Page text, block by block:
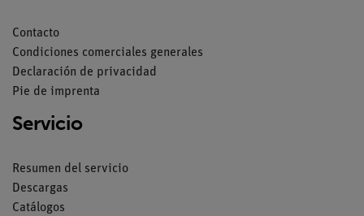
Contacto
Condiciones comerciales generales
Declaración de privacidad
Pie de imprenta
Servicio
Resumen del servicio
Descargas
Catálogos